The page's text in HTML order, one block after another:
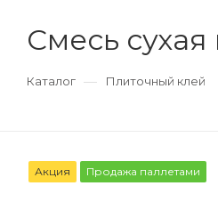
Смесь
Каталог — Плиточный клей
Акция Продажа паллетами